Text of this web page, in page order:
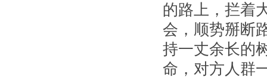
的路上，拦着
会，顺势掰断
持一丈余长的
命，对方人群